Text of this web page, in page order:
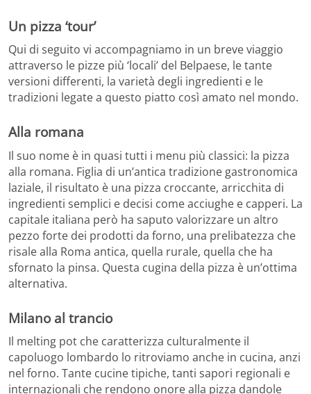
Un pizza ‘tour’
Qui di seguito vi accompagniamo in un breve viaggio
attraverso le pizze più ‘locali’ del Belpaese, le tante
versioni differenti, la varietà degli ingredienti e le
tradizioni legate a questo piatto così amato nel mondo.
Alla romana
Il suo nome è in quasi tutti i menu più classici: la pizza
alla romana. Figlia di un’antica tradizione gastronomica
laziale, il risultato è una pizza croccante, arricchita di
ingredienti semplici e decisi come acciughe e capperi. La
capitale italiana però ha saputo valorizzare un altro
pezzo forte dei prodotti da forno, una prelibatezza che
risale alla Roma antica, quella rurale, quella che ha
sfornato la pinsa. Questa cugina della pizza è un’ottima
alternativa.
Milano al trancio
Il melting pot che caratterizza culturalmente il
capoluogo lombardo lo ritroviamo anche in cucina, anzi
nel forno. Tante cucine tipiche, tanti sapori regionali e
internazionali che rendono onore alla pizza dandole